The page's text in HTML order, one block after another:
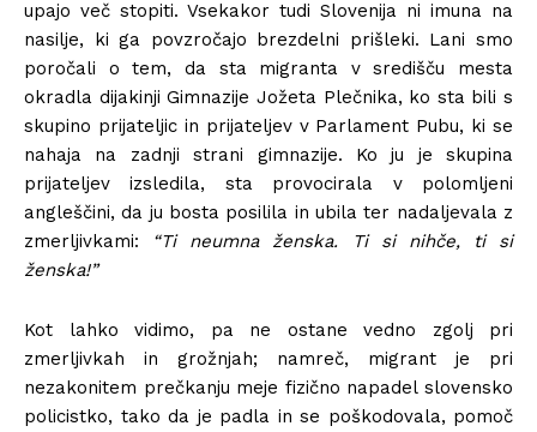
upajo več stopiti. Vsekakor tudi Slovenija ni imuna na
nasilje, ki ga povzročajo brezdelni prišleki. Lani smo
poročali o tem, da sta migranta v središču mesta
okradla dijakinji Gimnazije Jožeta Plečnika, ko sta bili s
skupino prijateljic in prijateljev v Parlament Pubu, ki se
nahaja na zadnji strani gimnazije. Ko ju je skupina
prijateljev izsledila, sta provocirala v polomljeni
angleščini, da ju bosta posilila in ubila ter nadaljevala z
zmerljivkami:
“Ti neumna ženska. Ti si nihče, ti si
ženska!”
Kot lahko vidimo, pa ne ostane vedno zgolj pri
zmerljivkah in grožnjah; namreč, migrant je pri
nezakonitem prečkanju meje fizično napadel slovensko
policistko, tako da je padla in se poškodovala, pomoč